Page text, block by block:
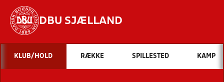
DBU SJÆLLAND
Hvad vil du søge efter?
INDHOLD OG NYHEDER
KLUB/HOLD RÆKKE SPILLESTED KAMP